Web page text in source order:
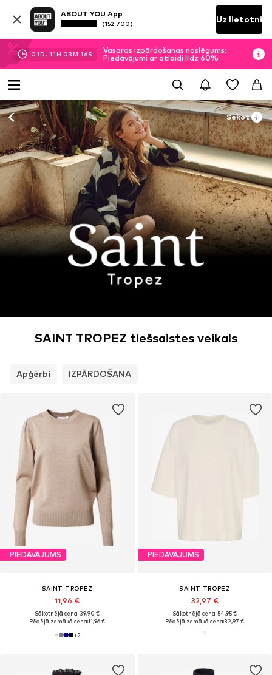
ABOUT YOU App
(152 700) Uz lietotni
01D. 11H 03M 14S
Vasaras izpārdošanas noslēgums:
Piedāvājumi ar atlaidi līdz 60%
Sekot
SAINT TROPEZ tiešsaistes veikals
Apģērbi IZPĀRDOŠANA
PIEDĀVĀJUMS
SAINT TROPEZ
11,96 €
Sākotnējā cena: 39,90 €
Pēdējā zemākā cena:11,96 €
+2
PIEDĀVĀJUMS
SAINT TROPEZ
32,97 €
Sākotnējā cena: 54,95 €
Pēdējā zemākā cena:32,97 €